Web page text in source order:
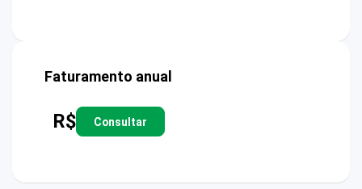
Faturamento anual
R$ Consultar